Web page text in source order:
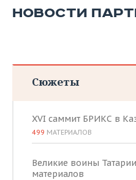
НОВОСТИ
Сюжеты
XVI саммит БРИКС в
499 МАТЕРИАЛОВ
Великие воины
материалов